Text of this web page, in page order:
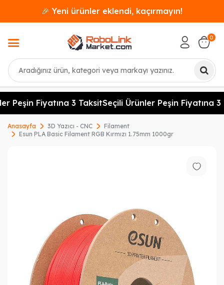
🎉 Yeni ürünler eklendi, kaçırmayın!
Ara
0
Fiyatına 3 TaksitSeçili Ürünler Peşin Fiyatına 3
Anasayfa 3D Yazıcı - CNC
Filament
Esun PLA Basic Filament RGB Kırmızı 1.75mm 1000gr